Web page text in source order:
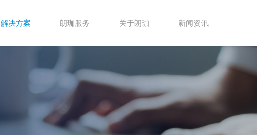
解决方案 朗珈服务 关于朗珈 新闻资讯